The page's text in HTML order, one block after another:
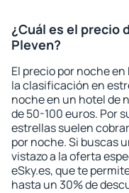
¿Cuál es el precio
Pleven?
El precio por noche
la clasificación en
noche en un hotel de
de 50-100 euros. Por
estrellas suelen
por noche. Si buscas
vistazo a la oferta
eSky.es, que te
hasta un 30% de